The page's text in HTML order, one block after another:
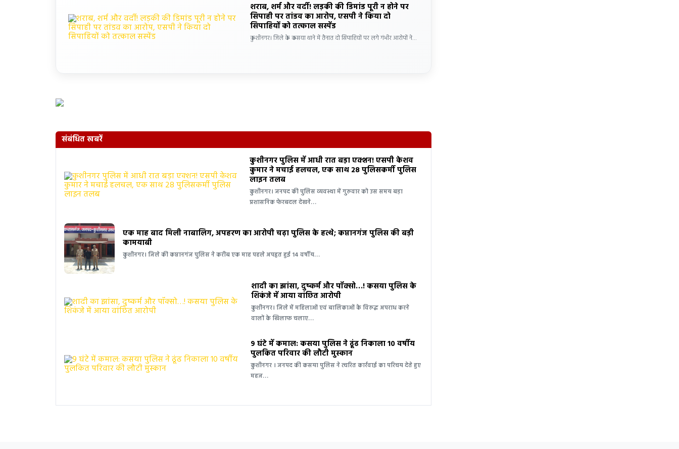
शराब, शर्म और वर्दी! लड़की की डिमांड पूरी न होने पर
सिपाही पर तांडव का आरोप, एसपी ने किया दो
सिपाहियों को तत्काल सस्पेंड
कुशीनगर। जिले के कसया थाने में तैनात दो सिपाहियों पर लगे गंभीर आरोपों ने…
संबंधित खबरें
कुशीनगर पुलिस में आधी रात बड़ा एक्शन! एसपी केशव
कुमार ने मचाई हलचल, एक साथ 28 पुलिसकर्मी पुलिस
लाइन तलब
कुशीनगर। जनपद की पुलिस व्यवस्था में गुरुवार को उस समय बड़ा
प्रशासनिक फेरबदल देखने…
एक माह बाद मिली नाबालिग, अपहरण का आरोपी चढ़ा पुलिस के हत्थे; कप्तानगंज पुलिस की बड़ी
कामयाबी
कुशीनगर। जिले की कप्तानगंज पुलिस ने करीब एक माह पहले अपहृत हुई 14 वर्षीय…
शादी का झांसा, दुष्कर्म और पॉक्सो…! कसया पुलिस के
शिकंजे में आया वांछित आरोपी
कुशीनगर। जिले में महिलाओं एवं बालिकाओं के विरुद्ध अपराध करने
वालों के खिलाफ चलाए…
9 घंटे में कमाल: कसया पुलिस ने ढूंढ निकाला 10 वर्षीय
पुलकित परिवार की लौटी मुस्कान
कुशीनगर । जनपद की कसया पुलिस ने त्वरित कार्रवाई का परिचय देते हुए
महज…